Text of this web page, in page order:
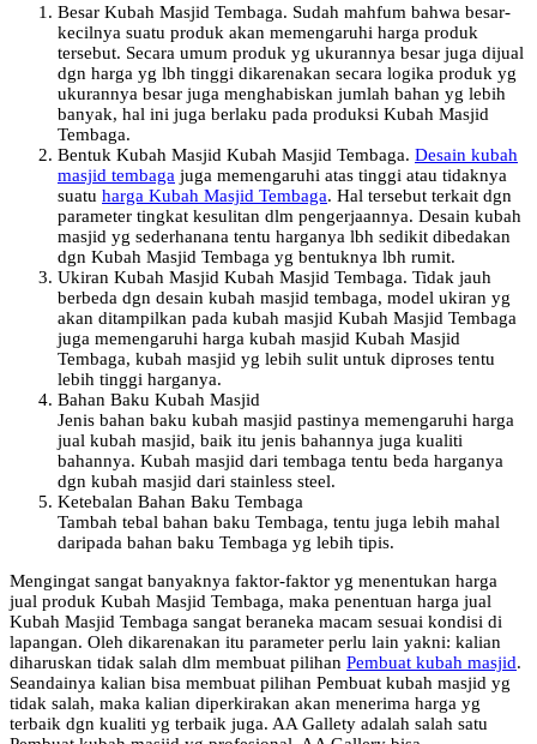
Besar Kubah Masjid Tembaga. Sudah mahfum bahwa besar-
kecilnya suatu produk akan memengaruhi harga produk
tersebut. Secara umum produk yg ukurannya besar juga dijual
dgn harga yg lbh tinggi dikarenakan secara logika produk yg
ukurannya besar juga menghabiskan jumlah bahan yg lebih
banyak, hal ini juga berlaku pada produksi Kubah Masjid
Tembaga.
Bentuk Kubah Masjid Kubah Masjid Tembaga. Desain kubah
masjid tembaga juga memengaruhi atas tinggi atau tidaknya
suatu harga Kubah Masjid Tembaga. Hal tersebut terkait dgn
parameter tingkat kesulitan dlm pengerjaannya. Desain kubah
masjid yg sederhanana tentu harganya lbh sedikit dibedakan
dgn Kubah Masjid Tembaga yg bentuknya lbh rumit.
Ukiran Kubah Masjid Kubah Masjid Tembaga. Tidak jauh
berbeda dgn desain kubah masjid tembaga, model ukiran yg
akan ditampilkan pada kubah masjid Kubah Masjid Tembaga
juga memengaruhi harga kubah masjid Kubah Masjid
Tembaga, kubah masjid yg lebih sulit untuk diproses tentu
lebih tinggi harganya.
Bahan Baku Kubah Masjid
Jenis bahan baku kubah masjid pastinya memengaruhi harga
jual kubah masjid, baik itu jenis bahannya juga kualiti
bahannya. Kubah masjid dari tembaga tentu beda harganya
dgn kubah masjid dari stainless steel.
Ketebalan Bahan Baku Tembaga
Tambah tebal bahan baku Tembaga, tentu juga lebih mahal
daripada bahan baku Tembaga yg lebih tipis.
Mengingat sangat banyaknya faktor-faktor yg menentukan harga
jual produk Kubah Masjid Tembaga, maka penentuan harga jual
Kubah Masjid Tembaga sangat beraneka macam sesuai kondisi di
lapangan. Oleh dikarenakan itu parameter perlu lain yakni: kalian
diharuskan tidak salah dlm membuat pilihan Pembuat kubah masjid.
Seandainya kalian bisa membuat pilihan Pembuat kubah masjid yg
tidak salah, maka kalian diperkirakan akan menerima harga yg
terbaik dgn kualiti yg terbaik juga. AA Gallety adalah salah satu